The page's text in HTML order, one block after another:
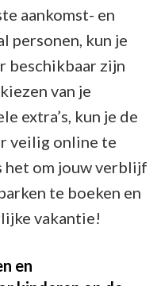
aankomst- en
personen, kun je
beschikbaar zijn
van je
extra’s, kun je de
veilig online te
het om jouw verblijf
te boeken en
vakantie!
en